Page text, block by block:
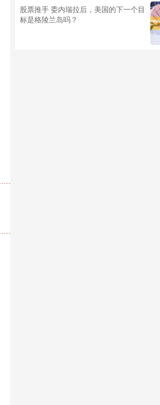
股票推手 委内瑞拉后，美国的下一个目
标是格陵兰岛吗？